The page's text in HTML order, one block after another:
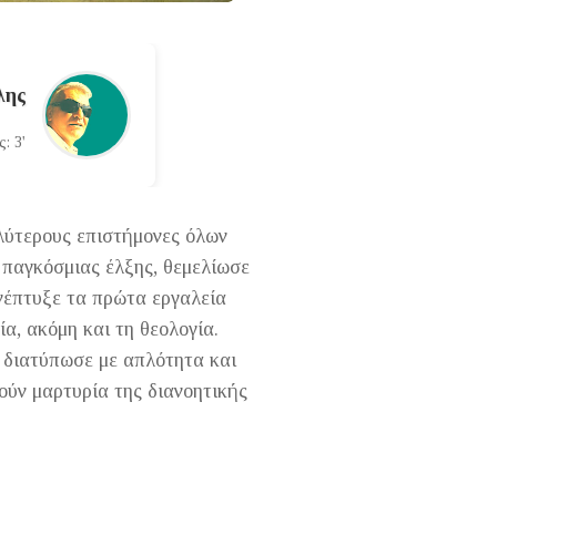
3'
επιστήμονες όλων
έλξης, θεμελίωσε
τα πρώτα εργαλεία
ακόμη και τη θεολογία.
με απλότητα και
μαρτυρία της διανοητικής